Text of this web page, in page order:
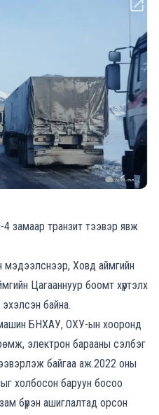
замаар транзит тээвэр явж
мэдээлснээр, Ховд аймгийн
Цагааннуур боомт хүртэлх
байна.
БНХАУ, ОХУ-ын хооронд
электрон барааны сэлбэг
байгаа аж.2022 оны
холбосон баруун босоо
бүрэн ашиглалтад орсон